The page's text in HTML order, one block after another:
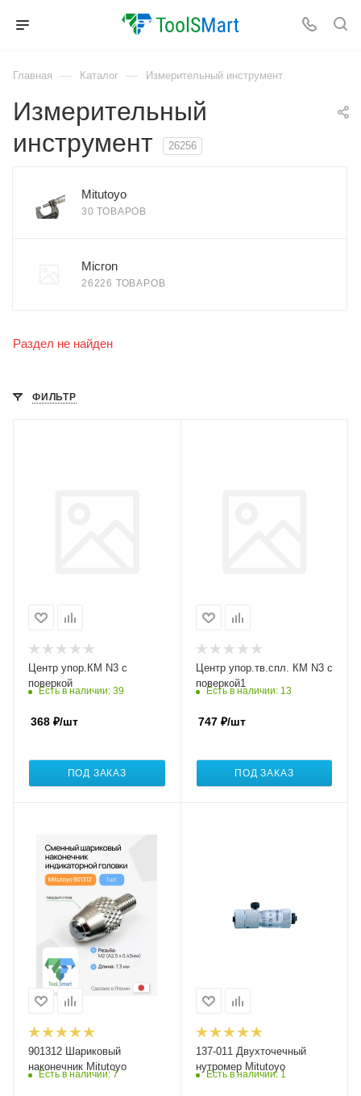
Главная — Каталог — Измерительный инструмент
Измерительный
инструмент
26256
Mitutoyo
30 ТОВАРОВ
Micron
26226 ТОВАРОВ
Раздел не найден
ФИЛЬТР
Центр упор.КМ N3 с
поверкой
Есть в наличии: 39
368 ₽/шт
ПОД ЗАКАЗ
Центр упор.тв.спл. КМ N3 с
поверкой1
Есть в наличии: 13
747₽/шт
ПОД ЗАКАЗ
901312 Шариковый
наконечник Mitutoyo
Есть в наличии: 7
137-011 Двухточечный
нутромер Mitutoyo
Есть в наличии: 1